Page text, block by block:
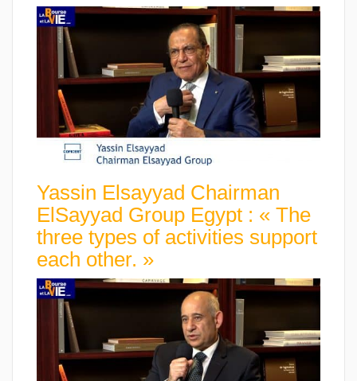
Yassin Elsayyad Chairman
ElSayyad Group Egypt : « The
three types of activities support
each other. »